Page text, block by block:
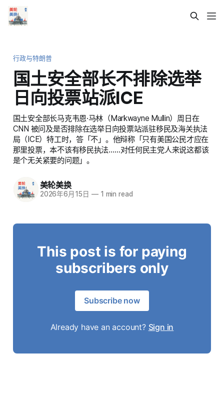
行政与特朗普
国土安全部长不排除选举
日向投票站派ICE
国土安全部长马克韦恩·马林（Markwayne Mullin）周日在
CNN 被问及是否排除在选举日向投票站派驻移民及海关执法
局（ICE）特工时，答「不」。他辩称「只有美国公民才应在
那里投票，本不该有移民执法……对任何民主党人来说这都该
是个无关紧要的问题」。
美轮美换
2026年6月15日 —1 min read
This post is for paying
subscribers only
Subscribe now
Already have an account? Sign in